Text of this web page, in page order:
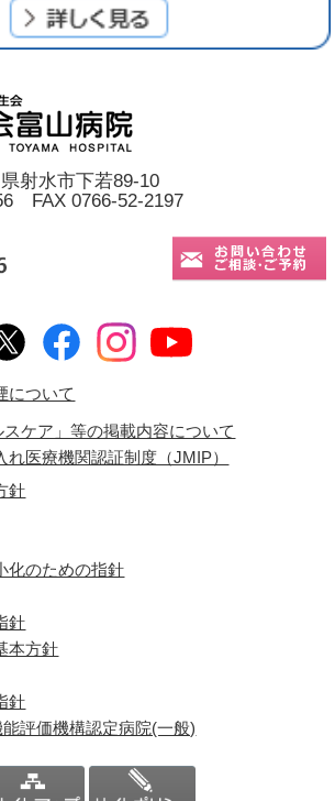
射水市下若89-10
FAX 0766-52-2197
について
スケア」等の掲載内容について
れ医療機関認証制度（JMIP）
針
化のための指針
針
本方針
針
評価機構認定病院(一般)